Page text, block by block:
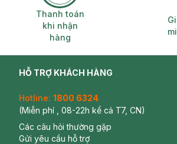
Thanh toán khi nhận hàng
Thanh toán
khi nhận
hàng
HỖ TRỢ KHÁCH HÀNG
Hotline: 1800 6324
(Miễn phí , 08-22h kể cả T7, CN)
Các câu hỏi thường gặp
Gửi yêu cầu hỗ trợ